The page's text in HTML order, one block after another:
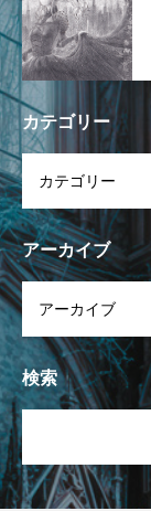
カテゴリー
アーカイブ
検索